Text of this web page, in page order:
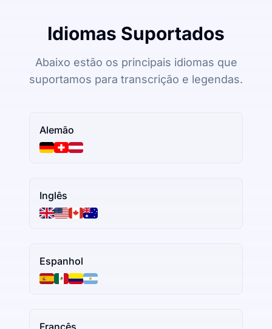
Idiomas Suportados
Abaixo estão os principais idiomas que
suportamos para transcrição e legendas.
Alemão
Inglês
Espanhol
Francês